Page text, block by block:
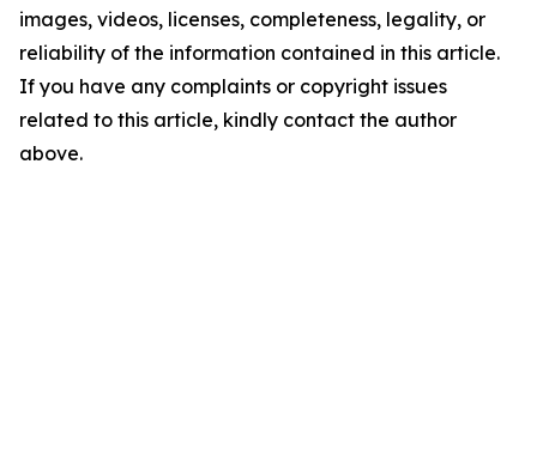
images, videos, licenses, completeness, legality, or
reliability of the information contained in this article.
If you have any complaints or copyright issues
related to this article, kindly contact the author
above.